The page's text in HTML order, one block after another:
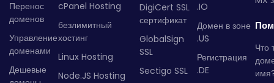
Перенос
доменов
Управление
доменами
Дешевые
cPanel Hosting
безлимитный
хостинг
Linux Hosting
Node.JS Hosting
DigiCert SSL
сертификат
GlobalSign
SSL
Sectigo SSL
.IO
Домен в зоне
.US
Регистрация
.DE
Что